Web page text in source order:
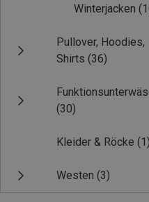
Winterjacken
Pullover, Hoodies,
Shirts (36)
(30)
Kleider & Röcke (1)
Westen (3)